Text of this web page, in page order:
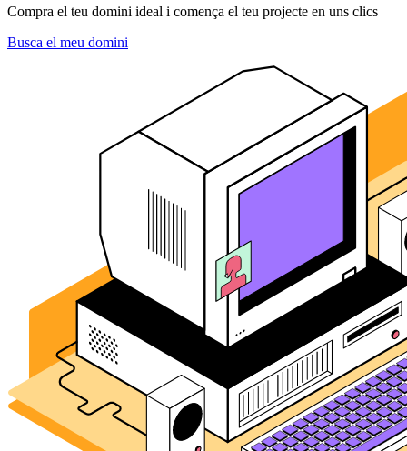
Compra el teu domini ideal i comença el teu projecte en uns clics
Busca el meu domini